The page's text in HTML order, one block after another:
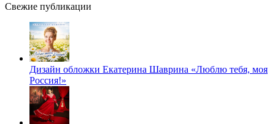
Свежие публикации
Дизайн обложки Екатерина Шаврина «Люблю тебя, моя
Россия!»